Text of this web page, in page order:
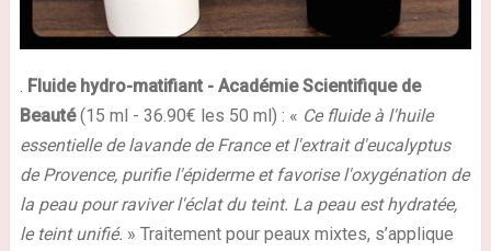
. Fluide hydro-matifiant- Académie Scientifique de
Beauté(15 ml - 36.90€ les 50 ml) : « Ce fluide à l'huile
essentielle de lavande de France et l'extrait d'eucalyptus
de Provence, purifie l'épiderme et favorise l'oxygénation de
la peau pour raviver l'éclat du teint. La peau est hydratée,
le teint unifié. » Traitement pour peaux mixtes, s’applique